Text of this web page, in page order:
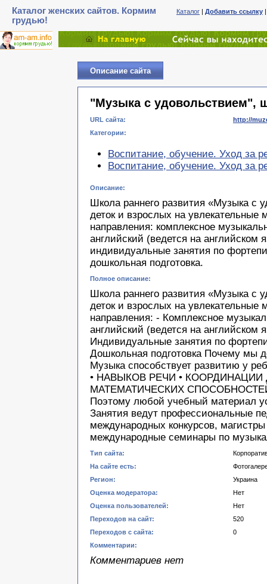
Каталог женских сайтов. Кормим
грудью!
Каталог | Добавить ссылку
Описание сайта
"Музыка с удовольствием",
URL сайта:
http://
Категории:
Воспитание, обучение. Уход за
Воспитание, обучение. Уход за
Описание:
Школа раннего развития «Музыка с
деток и взрослых на
направления: комплексное
английский (ведется на английском
индивидуальные занятия по
дошкольная подготовка.
Полное описание:
Школа раннего развития «Музыка с
деток и взрослых на
направления: - Комплексное
английский (ведется на английском
Индивидуальные занятия по
Дошкольная подготовка Почему мы
Музыка способствует развитию у
• НАВЫКОВ РЕЧИ •
МАТЕМАТИЧЕСКИХ
Поэтому любой учебный материал
Занятия ведут профессиональные
международных конкурсов,
международные семинары по
Тип сайта:
На сайте есть:
Регион:
Украина
Оценка модератора:
Нет
Оценка пользователей:
Нет
Переходов на сайт:
520
Переходов с сайта:
0
Комментарии:
Комментариев нет